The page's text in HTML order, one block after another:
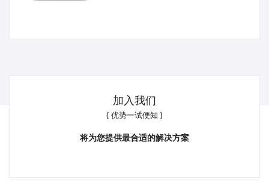
加入我们
( 优势一试便知 )
将为您提供最合适的解决方案